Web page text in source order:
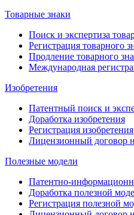
Товарные знаки
Поиск и экспертиза
Регистрация товарного
Продление товарного
Международная
Изобретения
Патентный поиск и
Доработка изобретения
Регистрация изобретения
Лицензионный договор
Полезные модели
Патентно-
Доработка полезной
Регистрация полезной